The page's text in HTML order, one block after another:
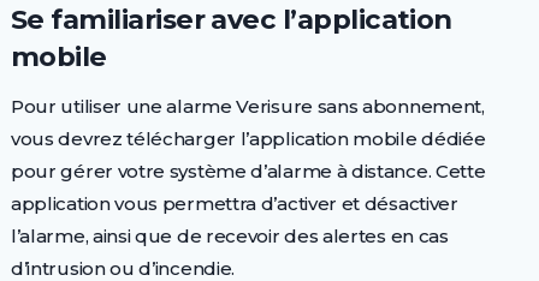
Se familiariser avec l’application
mobile
Pour utiliser une alarme Verisure sans abonnement,
vous devrez télécharger l’application mobile dédiée
pour gérer votre système d’alarme à distance. Cette
application vous permettra d’activer et désactiver
l’alarme, ainsi que de recevoir des alertes en cas
d’intrusion ou d’incendie.